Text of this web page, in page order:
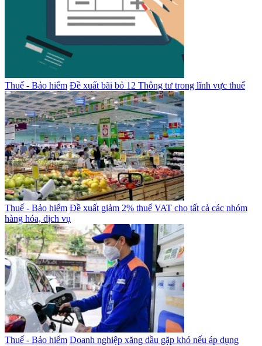
Thuế - Bảo hiểm Đề xuất bãi bỏ 12 Thông tư trong lĩnh vực thuế
Thuế - Bảo hiểm Đề xuất giảm 2% thuế VAT cho tất cả các nhóm
hàng hóa, dịch vụ
Thuế - Bảo hiểm Doanh nghiệp xăng dầu gặp khó nếu áp dụng